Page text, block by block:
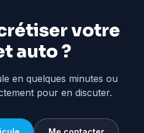
votre
auto ?
en quelques minutes ou
pour en discuter.